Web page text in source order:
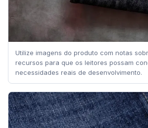
Utilize imagens do produto com notas
recursos para que os leitores possam
necessidades reais de desenvolvimento.